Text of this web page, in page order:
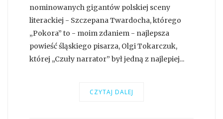
nominowanych gigantów polskiej sceny
literackiej - Szczepana Twardocha, którego
„Pokora” to - moim zdaniem - najlepsza
powieść śląskiego pisarza, Olgi Tokarczuk,
której „Czuły narrator” był jedną z najlepiej...
CZYTAJ DALEJ